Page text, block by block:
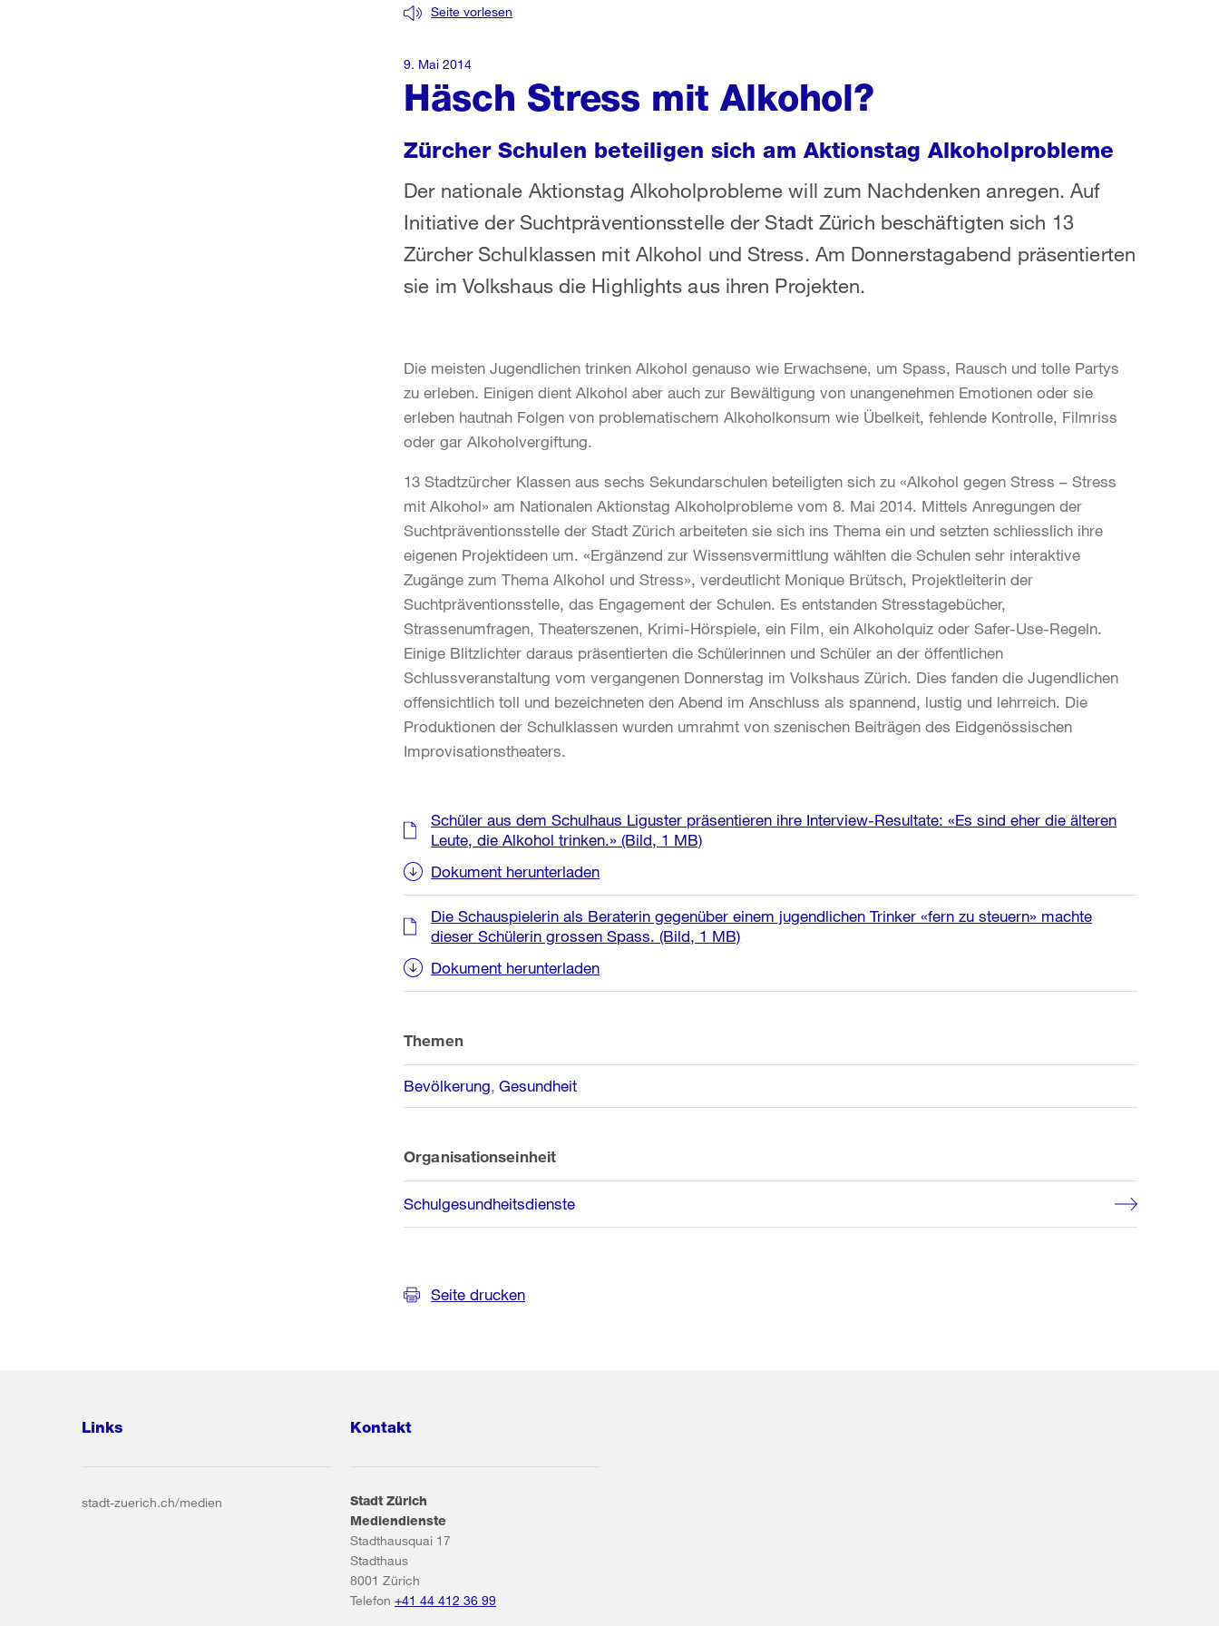
Häsch Stress mit Alkohol?
Seite vorlesen
Zürcher Schulen beteiligen sich am Aktionstag Alkoholprobleme
Der nationale Aktionstag Alkoholprobleme will zum Nachdenken anregen. Auf
Initiative der Suchtpräventionsstelle der Stadt Zürich beschäftigten sich 13
Zürcher Schulklassen mit Alkohol und Stress. Am Donnerstagabend präsentierten
sie im Volkshaus die Highlights aus ihren Projekten.
9. Mai 2014
Die meisten Jugendlichen trinken Alkohol genauso wie Erwachsene, um Spass, Rausch und tolle Partys
zu erleben. Einigen dient Alkohol aber auch zur Bewältigung von unangenehmen Emotionen oder sie
erleben hautnah Folgen von problematischem Alkoholkonsum wie Übelkeit, fehlende Kontrolle, Filmriss
oder gar Alkoholvergiftung.
13 Stadtzürcher Klassen aus sechs Sekundarschulen beteiligten sich zu «Alkohol gegen Stress – Stress
mit Alkohol» am Nationalen Aktionstag Alkoholprobleme vom 8. Mai 2014. Mittels Anregungen der
Suchtpräventionsstelle der Stadt Zürich arbeiteten sie sich ins Thema ein und setzten schliesslich ihre
eigenen Projektideen um. «Ergänzend zur Wissensvermittlung wählten die Schulen sehr interaktive
Zugänge zum Thema Alkohol und Stress», verdeutlicht Monique Brütsch, Projektleiterin der
Suchtpräventionsstelle, das Engagement der Schulen. Es entstanden Stresstagebücher,
Strassenumfragen, Theaterszenen, Krimi-Hörspiele, ein Film, ein Alkoholquiz oder Safer-Use-Regeln.
Einige Blitzlichter daraus präsentierten die Schülerinnen und Schüler an der öffentlichen
Schlussveranstaltung vom vergangenen Donnerstag im Volkshaus Zürich. Dies fanden die Jugendlichen
offensichtlich toll und bezeichneten den Abend im Anschluss als spannend, lustig und lehrreich. Die
Produktionen der Schulklassen wurden umrahmt von szenischen Beiträgen des Eidgenössischen
Improvisationstheaters.
Weitere
Informationen
Schüler aus dem Schulhaus Liguster präsentieren ihre Interview-Resultate: «Es sind eher die älteren
Leute, die Alkohol trinken.» (Bild, 1 MB)
Dokument herunterladen
Die Schauspielerin als Beraterin gegenüber einem jugendlichen Trinker «fern zu steuern» machte
dieser Schülerin grossen Spass. (Bild, 1 MB)
Dokument herunterladen
Themen
Bevölkerung Gesundheit
Organisationseinheit
Schulgesundheitsdienste
Seite drucken
Links
stadt-zuerich.ch/medien
Kontakt
Stadt Zürich
Mediendienste
Stadthausquai 17
Stadthaus
8001 Zürich
Telefon +41 44 412 36 99